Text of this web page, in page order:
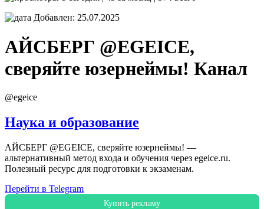
Добавлен: 25.07.2025
АЙСБЕРГ @EGEICE,
сверяйте юзернеймы! Канал
@egeice
Наука и образование
АЙСБЕРГ @EGEICE, сверяйте юзернеймы! —
альтернативный метод входа и обучения через egeice.ru.
Полезный ресурс для подготовки к экзаменам.
Перейти в Telegram
Купить рекламу